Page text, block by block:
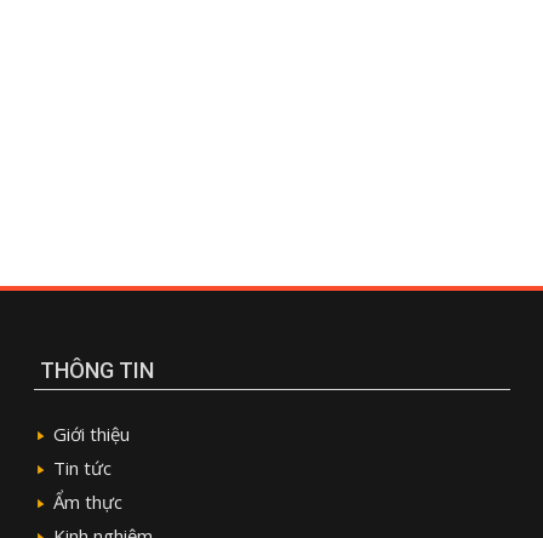
THÔNG TIN
Giới thiệu
Tin tức
Ẩm thực